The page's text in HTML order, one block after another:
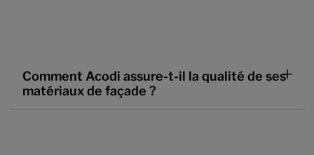
Comment Acodi assure-t-il la qualité de ses
matériaux de façade ?